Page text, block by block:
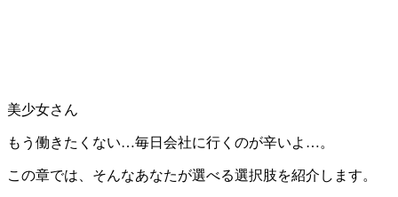
美少女さん
もう働きたくない…毎日会社に行くのが辛いよ…。
この章では、そんなあなたが選べる選択肢を紹介します。